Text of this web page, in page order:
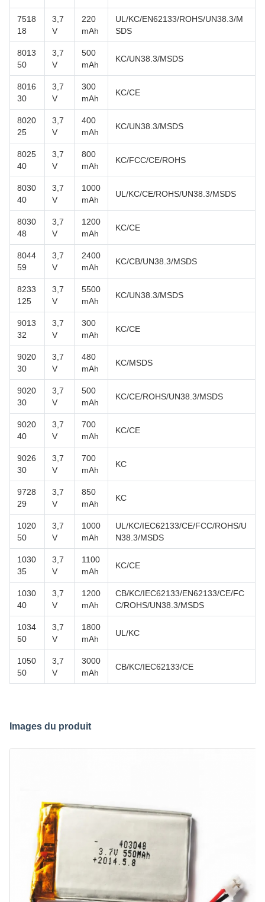
7518
18
3,7
V
220
mAh
UL/KC/EN62133/ROHS/UN38.3/M
SDS
8013
50
3,7
V
500
mAh
KC/UN38.3/MSDS
8016
30
3,7
V
300
mAh
KC/CE
8020
25
3,7
V
400
mAh
KC/UN38.3/MSDS
8025
40
3,7
V
800
mAh
KC/FCC/CE/ROHS
8030
40
3,7
V
1000
mAh
UL/KC/CE/ROHS/UN38.3/MSDS
8030
48
3,7
V
1200
mAh
KC/CE
8044
59
3,7
V
2400
mAh
KC/CB/UN38.3/MSDS
8233
125
3,7
V
5500
mAh
KC/UN38.3/MSDS
9013
32
3,7
V
300
mAh
KC/CE
9020
30
3,7
V
480
mAh
KC/MSDS
9020
30
3,7
V
500
mAh
KC/CE/ROHS/UN38.3/MSDS
9020
40
3,7
V
700
mAh
KC/CE
9026
30
3,7
V
700
mAh
KC
9728
29
3,7
V
850
mAh
KC
1020
50
3,7
V
1000
mAh
UL/KC/IEC62133/CE/FCC/ROHS/U
N38.3/MSDS
1030
35
3,7
V
1100
mAh
KC/CE
1030
40
3,7
V
1200
mAh
CB/KC/IEC62133/EN62133/CE/FC
C/ROHS/UN38.3/MSDS
1034
50
3,7
V
1800
mAh
UL/KC
1050
50
3,7
V
3000
mAh
CB/KC/IEC62133/CE
Images du produit